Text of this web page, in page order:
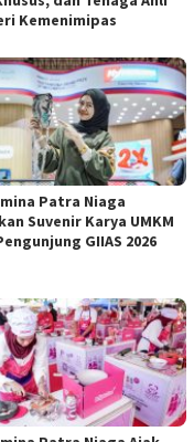
Kemenimipas
Patra Niaga
Suvenir Karya UMKM
GIIAS 2026